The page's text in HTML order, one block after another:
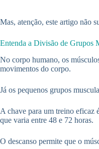
Mas, atenção, este artigo não
Entenda a Divisão de Grupos
No corpo humano, os
movimentos do corpo.
Já os pequenos grupos
A chave para um treino eficaz
que varia entre 48 e 72 horas.
O descanso permite que o